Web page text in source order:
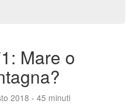
Mare o
2018 - 45 minuti